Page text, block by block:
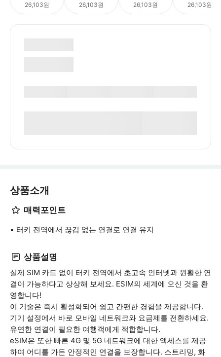
26,103원 26,103원 26,103원 26,103원
상품소개
매력포인트
터키 전역에서 끊김 없는 연결로 연결 유지
상품설명
실제 SIM 카드 없이 터키 전역에서 초고속 인터넷과 원활한 연
결이 가능하다고 상상해 보세요. ESIM의 세계에 오신 것을 환
영합니다!
이 기술은 즉시 활성화되어 쉽고 간편한 경험을 제공합니다.
기기 설정에서 바로 모바일 네트워크와 요금제를 전환하세요.
유연한 연결이 필요한 여행객에게 적합합니다.
eSIM은 또한 빠른 4G 및 5G 네트워크에 대한 액세스를 제공
하여 어디를 가든 안정적인 연결을 보장합니다. 스트리밍, 화